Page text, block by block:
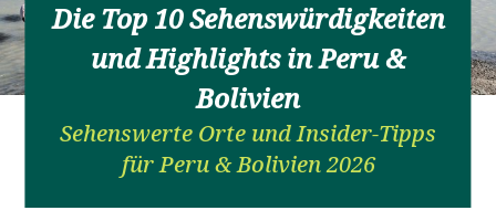
Die Top 10 Sehenswürdigkeiten
und Highlights in Peru &
Bolivien
Sehenswerte Orte und Insider-Tipps
für Peru & Bolivien 2026